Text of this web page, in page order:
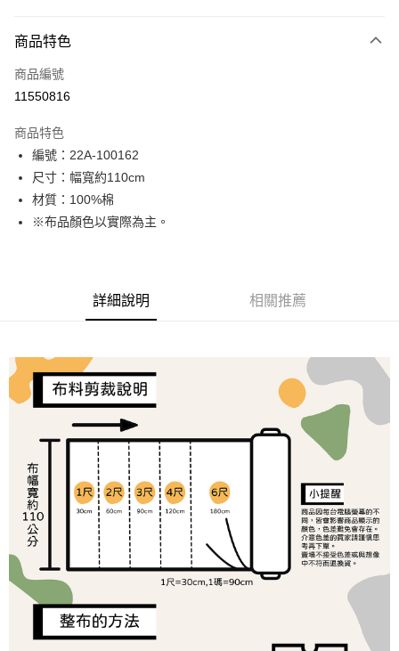
信用卡一次付款
超商取貨付款
Apple Pay
街口支付
Google Pay
【大哥付你分期使用說明】
1.本服務由台灣大哥大提供，台灣大哥大用戶可立即使用無須另外申請。
2.付款方式選擇「大哥付你分期」，訂單成立後會自動跳轉到大哥付的交易
成交易。
3.實際核准額度、可分期數及費用金額請依後續交易確認頁面所載為準。
4.訂單成立30分鐘內，如未前往確認交易或遇審核未通過，訂單將自動取
消。如遇「轉專審核」未通過狀況，表示未達大哥付你分期系統評分，恕無
【繳款方式說明】
1.分期款項不併入電信帳單，「大哥付你分期」於每月結算日後寄送繳費提
醒簡訊。
2.透過簡訊連結打開帳單後，可選擇「超商條碼／台灣大直營門市／銀行轉
帳／街口支付／iPASS MONEY」等通路繳費。
【注意事項】
1.本服務係由「台灣大哥大股份有限公司」（以下簡稱本公司）所提供，讓
用戶於交易時，得透過本服務購買商品或服務，並由商店將買賣／分期付款
買賣價金債權讓與本公司後，依約使用本公司帳單繳交帳款。
2.基於同意付款使用「大哥付你分期」之契約關係目的，商店將以您的個人
資料（包含姓名、電話或地址）提供予台灣大哥大進項蒐集、處理及利用，
由本公司與您本人進行分期帳單所需資料之確認、核對及更正。
3.完整用戶服務條款，請詳閱以下連結：
https://oppay.tw/userRule
AFTEE先享後付
AFTEE先享後付是「在收到商品之後才付款」的支付方式。 讓您購物簡單
便利好安心！
１．簡單：不需註冊會員、不需綁卡、不需儲值。
２．便利：只要手機號碼，簡訊認證，即可結帳。
３．安心：先確認商品／服務後，再付款。
【「AFTEE先享後付」結帳流程】
１．於結帳方式選擇「AFTEE先享後付」後，將跳轉至「AFTEE先享後付」
結帳頁面，進行簡訊認證並確認金額後，即可完成結帳。
２．訂單成立數日內，您將收到繳費通知簡訊。
３．收到繳費通知簡訊後14天內，點擊此簡訊中的連結，可透過四大超商／
ATM／網路銀行／等多元方式進行付款，方視為交易完成。
※ 請注意：結帳手續完成當下不需立刻繳費，但若您需要取消訂單，請聯絡
購買商品的店家。未經商家同意取消之訂單仍視為有效，需透過AFTEE先享
後付繳納相關費用。
※ 交易是否成功請以「AFTEE先享後付 」之結帳頁面顯示為準，若有關於
是否繳費成功／繳費後需取消欲退款等相關疑問，請聯繫「AFTEE先享後付
客戶支援中心」https://netprotections.freshdesk.com/support/home
ATM付款
運送方式
每筆NT$65，滿NT$1,500(含以上)免運費
7-11取貨付款
每筆NT$65，滿NT$1,500(含以上)免運費
宅配
每筆NT$150，滿NT$1,500(含以上)免運費
離島宅配
每筆NT$240
商品特色
商品編號
11550816
商品特色
編號：22A-100162
尺寸：幅寬約110cm
材質：100%棉
※布品顏色以實際為主。
詳細說明 相關推薦